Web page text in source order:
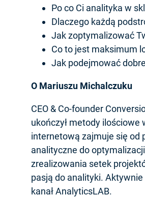
Po co Ci analityka w
Dlaczego każdą
Jak zoptymalizować
Co to jest maksimum
Jak podejmować
O Mariuszu Michalczuku
CEO & Co-founder
ukończył metody ilościowe
internetową zajmuje się od
analityczne do
zrealizowania setek
pasją do analityki.
kanał AnalyticsLAB.